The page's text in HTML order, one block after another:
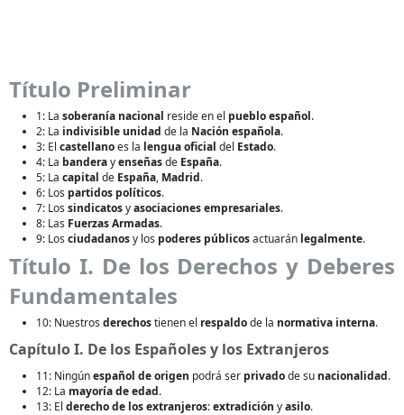
Título Preliminar
1: La soberanía nacional reside en el pueblo español.
2: La indivisible unidad de la Nación española.
3: El castellanoes la lengua oficial del Estado.
4: La banderayenseñasde España.
5: La capital de España, Madrid.
6: Los partidos políticos.
7: Los sindicatosyasociaciones empresariales.
8: Las Fuerzas Armadas.
9: Los ciudadanosy los poderes públicosactuarán legalmente.
Título I. De los Derechos y Deberes
Fundamentales
10: Nuestros derechostienen el respaldode la normativa interna.
Capítulo I. De los Españoles y los Extranjeros
11: Ningúnespañol de origen podrá ser privadode su nacionalidad.
12: La mayoría de edad.
13: El derecho de los extranjeros:extradición yasilo.